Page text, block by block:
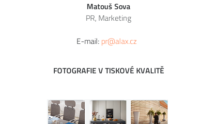
Matouš Sova
PR, Marketing
E-mail: pr@alax.cz
FOTOGRAFIE V TISKOVÉ KVALITĚ